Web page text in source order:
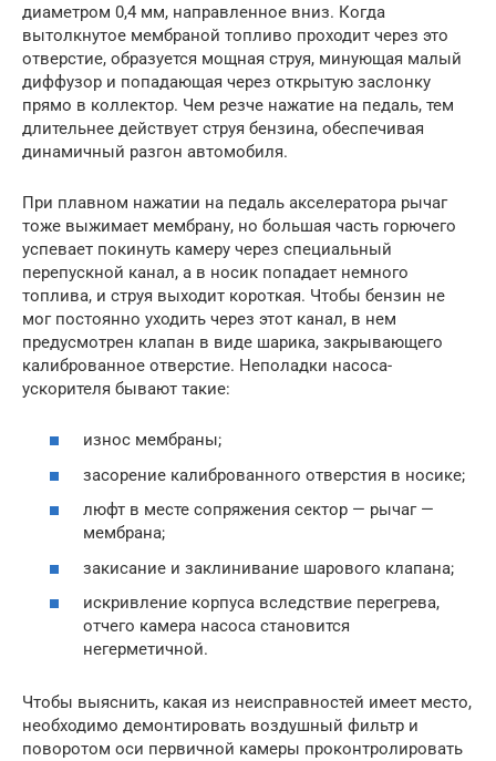
диаметром 0,4 мм, направленное вниз. Когда
вытолкнутое мембраной топливо проходит через это
отверстие, образуется мощная струя, минующая малый
диффузор и попадающая через открытую заслонку
прямо в коллектор. Чем резче нажатие на педаль, тем
длительнее действует струя бензина, обеспечивая
динамичный разгон автомобиля.
При плавном нажатии на педаль акселератора рычаг
тоже выжимает мембрану, но большая часть горючего
успевает покинуть камеру через специальный
перепускной канал, а в носик попадает немного
топлива, и струя выходит короткая. Чтобы бензин не
мог постоянно уходить через этот канал, в нем
предусмотрен клапан в виде шарика, закрывающего
калиброванное отверстие. Неполадки насоса-
ускорителя бывают такие:
износ мембраны;
засорение калиброванного отверстия в носике;
люфт в месте сопряжения сектор — рычаг —
мембрана;
закисание и заклинивание шарового клапана;
искривление корпуса вследствие перегрева,
отчего камера насоса становится
негерметичной.
Чтобы выяснить, какая из неисправностей имеет место,
необходимо демонтировать воздушный фильтр и
поворотом оси первичной камеры проконтролировать